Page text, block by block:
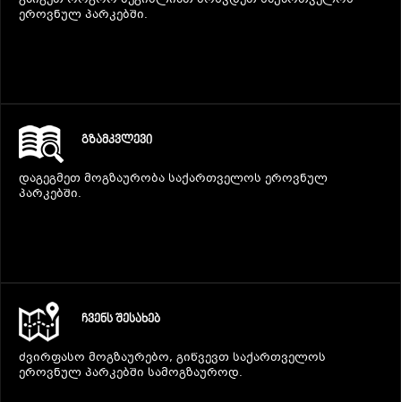
ეროვნულ პარკებში.
ᲒᲖᲐᲛᲙᲕᲚᲔᲕᲘ
დაგეგმეთ მოგზაურობა საქართველოს ეროვნულ
პარკებში.
ᲩᲕᲔᲜᲡ ᲨᲔᲡᲐᲮᲔᲑ
ძვირფასო მოგზაურებო, გიწვევთ საქართველოს
ეროვნულ პარკებში სამოგზაუროდ.